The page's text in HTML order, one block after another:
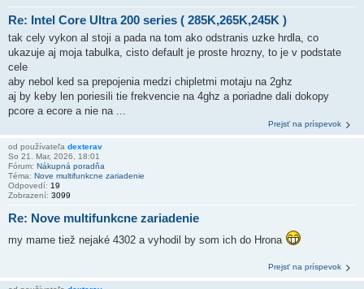
Re: Intel Core Ultra 200 series ( 285K,265K,245K )
tak cely vykon al stoji a pada na tom ako odstranis uzke hrdla, co
ukazuje aj moja tabulka, cisto default je proste hrozny, to je v podstate
cele
aby nebol ked sa prepojenia medzi chipletmi motaju na 2ghz
aj by keby len poriesili tie frekvencie na 4ghz a poriadne dali dokopy
pcore a ecore a nie na ...
Prejsť na príspevok
od používateľa dexterav
So 21. Mar, 2026, 18:01
Fórum: Nákupná poradňa
Téma: Nove multifunkcne zariadenie
Odpovedí: 19
Zobrazení: 3099
Re: Nove multifunkcne zariadenie
my mame tiež nejaké 4302 a vyhodil by som ich do Hrona
Prejsť na príspevok